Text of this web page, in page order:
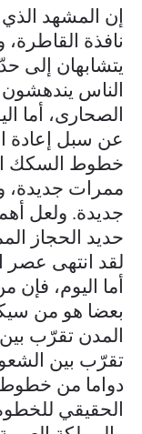
إن المشهد
نافذة القاطرة،
يتشابهان إلى
الناس
الصحارى، أما
عن سبل إعادة
خطوط السكك
ممرات جديدة،
جديدة. ولعل
حديد الحجاز
لقد انتهى عصر
أما اليوم، فإن
بعضا هو من
المدن تقرّب
تقرّب بين
دواما من خطوط
الحقيقي